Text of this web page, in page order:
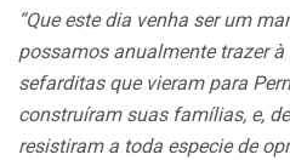
“Que este dia venha ser um
possamos anualmente trazer
sefarditas que vieram para
construíram suas famílias, e,
resistiram a toda especie de